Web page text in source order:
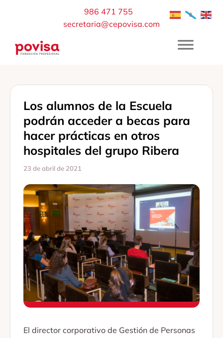
986 471 755
secretaria@cepovisa.com
Los alumnos de la Escuela
podrán acceder a becas para
hacer prácticas en otros
hospitales del grupo Ribera
23 de abril de 2021
El director corporativo de Gestión de Personas